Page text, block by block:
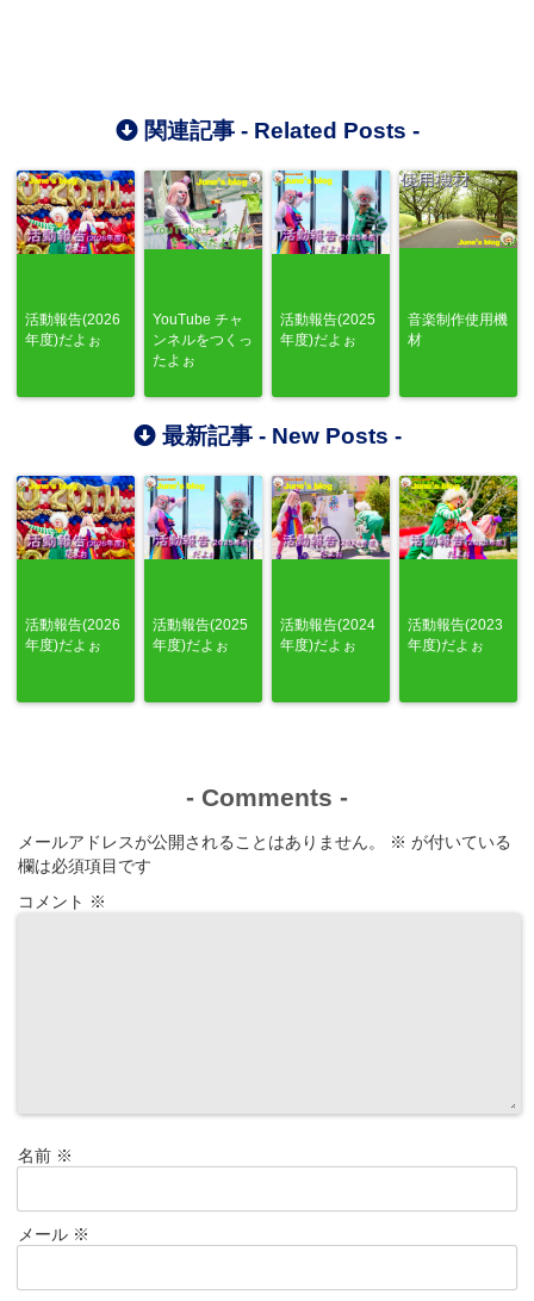
関連記事 - Related Posts -
活動報告(2026
年度)だよぉ
YouTube チャ
ンネルをつくっ
たよぉ
活動報告(2025
年度)だよぉ
音楽制作使用機
材
最新記事 - New Posts -
活動報告(2026
年度)だよぉ
活動報告(2025
年度)だよぉ
活動報告(2024
年度)だよぉ
活動報告(2023
年度)だよぉ
- Comments -
メールアドレスが公開されることはありません。 ※ が付いている
欄は必須項目です
コメント ※
名前 ※
メール ※